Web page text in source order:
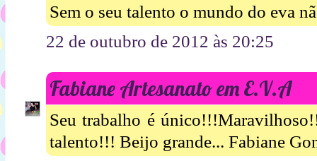
Sem o seu talento o mundo do eva
22 de outubro de 2012 às 20:25
Fabiane Artesanato em E.V.A
Seu trabalho é
talento!!! Beijo grande... Fabiane